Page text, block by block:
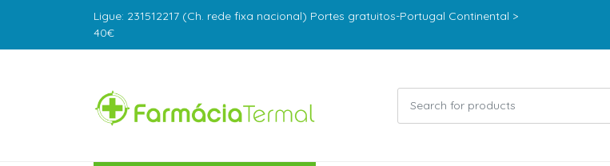
Ligue: 231512217 (Ch. rede fixa nacional) Portes gratuitos-Portugal Continental >
40€